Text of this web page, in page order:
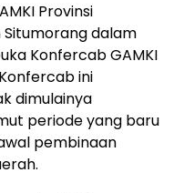
Provinsi
dalam
Konfercab GAMKI
ini
dimulainya
periode yang baru
pembinaan